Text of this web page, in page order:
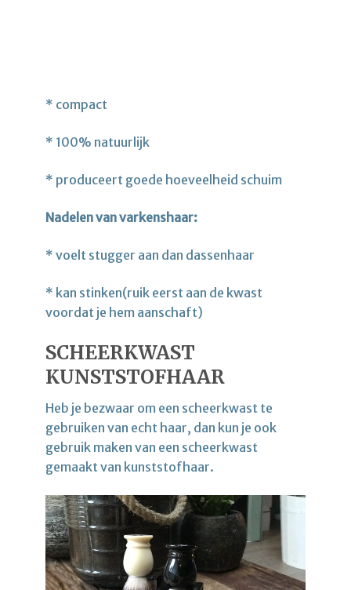
* compact
* 100% natuurlijk
* produceert goede hoeveelheid schuim
Nadelen van varkenshaar:
* voelt stugger aan dan dassenhaar
* kan stinken(ruik eerst aan de kwast
voordat je hem aanschaft)
SCHEERKWAST
KUNSTSTOFHAAR
Heb je bezwaar om een scheerkwast te
gebruiken van echt haar, dan kun je ook
gebruik maken van een scheerkwast
gemaakt van kunststofhaar.